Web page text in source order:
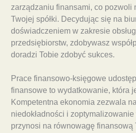
zarządzaniu finansami, co pozwoli
Twojej spółki. Decydując się na
doświadczeniem w zakresie
przedsiębiorstw, zdobywasz
doradzi Tobie zdobyć sukces.
Prace finansowo-księgowe
finansowe to wydatkowanie, która
Kompetentna ekonomia zezwala
niedokładności i
przynosi na równowagę finansową